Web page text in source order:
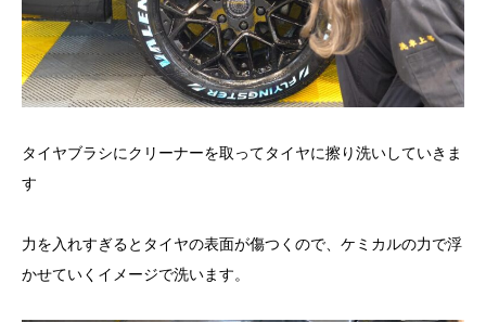
タイヤブラシにクリーナーを取ってタイヤに擦り洗いしていきま
す
力を入れすぎるとタイヤの表面が傷つくので、ケミカルの力で浮
かせていくイメージで洗います。